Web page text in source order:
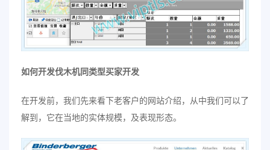
如何开发伐木机同类型买家开发
在开发前，我们先来看下老客户的网站介绍，从中我们可以了
解到，它在当地的实体规模，及表现形态。